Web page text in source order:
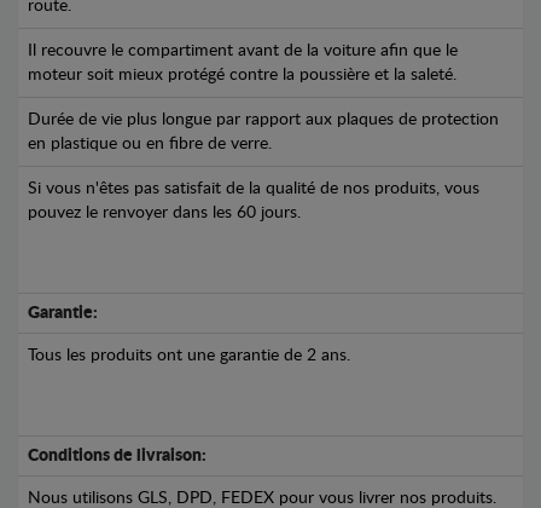
route.
Il recouvre le compartiment avant de la voiture afin que le
moteur soit mieux protégé contre la poussière et la saleté.
Durée de vie plus longue par rapport aux plaques de protection
en plastique ou en fibre de verre.
Si vous n'êtes pas satisfait de la qualité de nos produits, vous
pouvez le renvoyer dans les 60 jours.
Garantie:
Tous les produits ont une garantie de 2 ans.
Conditions de livraison:
Nous utilisons GLS, DPD, FEDEX pour vous livrer nos produits.